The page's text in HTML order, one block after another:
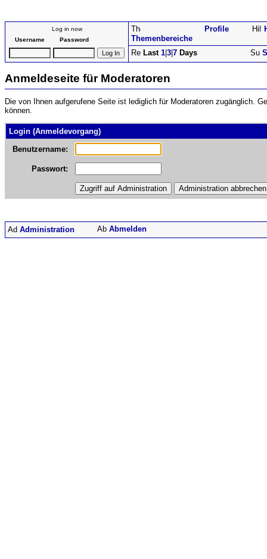
Log in now
Username
Password Themenbereiche
Profile
Last 1 3 7 Days
Anmeldeseite für Moderatoren
Die von Ihnen aufgerufene Seite ist lediglich für Moderatoren zugänglich.
können.
Login (Anmeldevorgang)
Benutzername:
Passwort:
Administration Abmelden